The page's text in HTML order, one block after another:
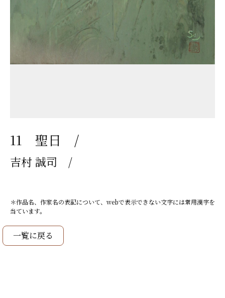
11 聖日 /
吉村 誠司 /
＊作品名、作家名の表記について、webで表示できない文字には常用漢字を
当ています。
一覧に戻る